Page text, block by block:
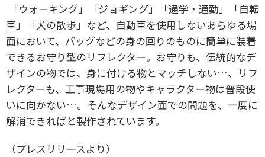
「ウォーキング」「ジョギング」「通学・通勤」「自転
車」「犬の散歩」など、自動車を使用しないあらゆる場
面において、バッグなどの身の回りのものに簡単に装着
できるお守り型のリフレクター。お守りも、伝統的なデ
ザインの物では、身に付ける物とマッチしない…、リフ
レクターも、工事現場用の物やキャラクター物は普段使
いに向かない…。そんなデザイン面での問題を、一度に
解消できればと製作されています。
（プレスリリースより）